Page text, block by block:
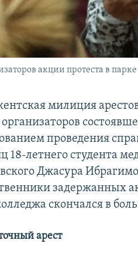
акции протеста в
милиция
проведения
18-летнего студента
Джасура
задержанных
скончался в
арест